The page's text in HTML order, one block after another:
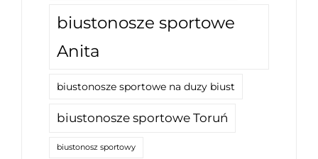
biustonosze sportowe
Anita
biustonosze sportowe na duzy biust
biustonosze sportowe Toruń
biustonosz sportowy